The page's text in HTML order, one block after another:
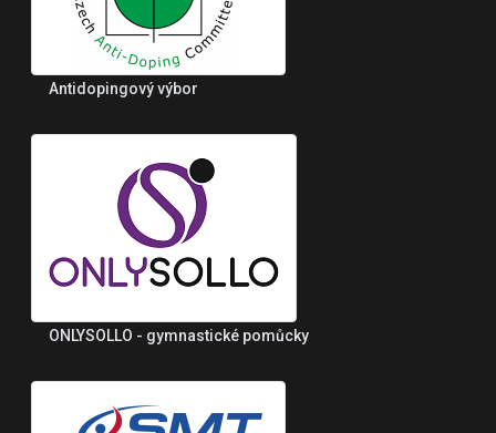
Antidopingový výbor
ONLYSOLLO - gymnastické pomůcky